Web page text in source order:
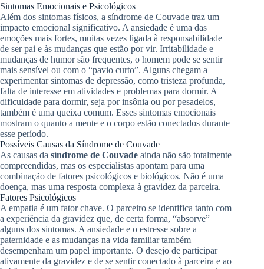
Sintomas Emocionais e Psicológicos
Além dos sintomas físicos, a síndrome de Couvade traz um
impacto emocional significativo. A ansiedade é uma das
emoções mais fortes, muitas vezes ligada à responsabilidade
de ser pai e às mudanças que estão por vir. Irritabilidade e
mudanças de humor são frequentes, o homem pode se sentir
mais sensível ou com o “pavio curto”. Alguns chegam a
experimentar sintomas de depressão, como tristeza profunda,
falta de interesse em atividades e problemas para dormir. A
dificuldade para dormir, seja por insônia ou por pesadelos,
também é uma queixa comum. Esses sintomas emocionais
mostram o quanto a mente e o corpo estão conectados durante
esse período.
Possíveis Causas da Síndrome de Couvade
As causas da síndrome de Couvade ainda não são totalmente
compreendidas, mas os especialistas apontam para uma
combinação de fatores psicológicos e biológicos. Não é uma
doença, mas uma resposta complexa à gravidez da parceira.
Fatores Psicológicos
A empatia é um fator chave. O parceiro se identifica tanto com
a experiência da gravidez que, de certa forma, “absorve”
alguns dos sintomas. A ansiedade e o estresse sobre a
paternidade e as mudanças na vida familiar também
desempenham um papel importante. O desejo de participar
ativamente da gravidez e de se sentir conectado à parceira e ao